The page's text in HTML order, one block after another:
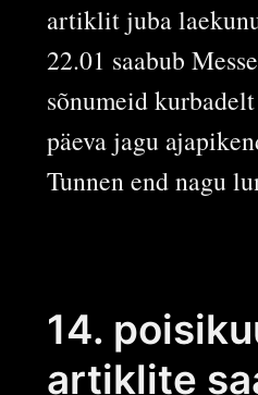
artiklit juba
22.01 saabub
sõnumeid
päeva jagu
Tunnen end nagu
14.
artiklite